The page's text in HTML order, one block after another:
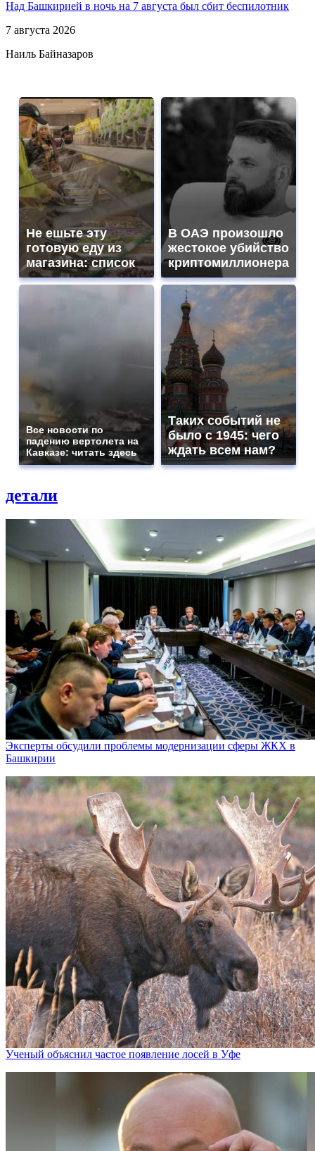
Над Башкирией в ночь на 7 августа был сбит беспилотник
7 августа 2026
Наиль Байназаров
Не ешьте эту
готовую еду из
магазина: список
В ОАЭ произошло
жестокое убийство
криптомиллионера
Все новости по
падению вертолета на
Кавказе: читать здесь
Таких событий не
было с 1945: чего
ждать всем нам?
детали
Эксперты обсудили проблемы модернизации сферы ЖКХ в
Башкирии
Ученый объяснил частое появление лосей в Уфе